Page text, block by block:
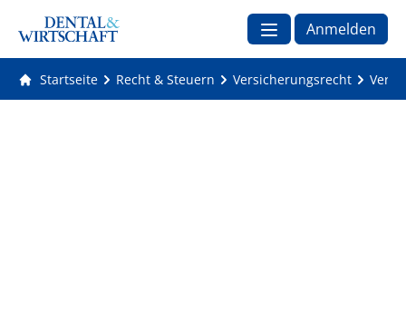
Anmelden
Startseite Recht & Steuern Versicherungsrecht